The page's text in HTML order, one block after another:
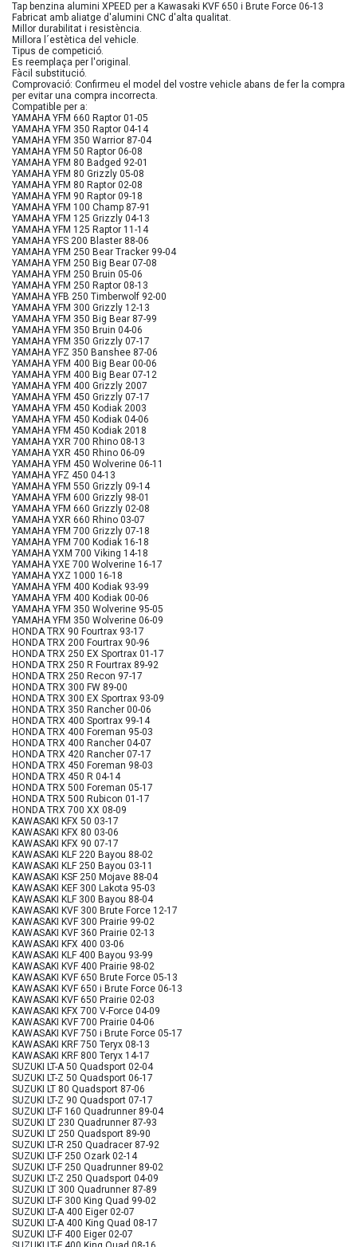
Tap benzina alumini XPEED per a Kawasaki KVF 650 i Brute Force 06-13
Fabricat amb aliatge d'alumini CNC d'alta qualitat.
Millor durabilitat i resistència.
Millora l´estètica del vehicle.
Tipus de competició.
Es reemplaça per l'original.
Fàcil substitució.
Comprovació: Confirmeu el model del vostre vehicle abans de fer la compra
per evitar una compra incorrecta.
Compatible per a:
YAMAHA YFM 660 Raptor 01-05
YAMAHA YFM 350 Raptor 04-14
YAMAHA YFM 350 Warrior 87-04
YAMAHA YFM 50 Raptor 06-08
YAMAHA YFM 80 Badged 92-01
YAMAHA YFM 80 Grizzly 05-08
YAMAHA YFM 80 Raptor 02-08
YAMAHA YFM 90 Raptor 09-18
YAMAHA YFM 100 Champ 87-91
YAMAHA YFM 125 Grizzly 04-13
YAMAHA YFM 125 Raptor 11-14
YAMAHA YFS 200 Blaster 88-06
YAMAHA YFM 250 Bear Tracker 99-04
YAMAHA YFM 250 Big Bear 07-08
YAMAHA YFM 250 Bruin 05-06
YAMAHA YFM 250 Raptor 08-13
YAMAHA YFB 250 Timberwolf 92-00
YAMAHA YFM 300 Grizzly 12-13
YAMAHA YFM 350 Big Bear 87-99
YAMAHA YFM 350 Bruin 04-06
YAMAHA YFM 350 Grizzly 07-17
YAMAHA YFZ 350 Banshee 87-06
YAMAHA YFM 400 Big Bear 00-06
YAMAHA YFM 400 Big Bear 07-12
YAMAHA YFM 400 Grizzly 2007
YAMAHA YFM 450 Grizzly 07-17
YAMAHA YFM 450 Kodiak 2003
YAMAHA YFM 450 Kodiak 04-06
YAMAHA YFM 450 Kodiak 2018
YAMAHA YXR 700 Rhino 08-13
YAMAHA YXR 450 Rhino 06-09
YAMAHA YFM 450 Wolverine 06-11
YAMAHA YFZ 450 04-13
YAMAHA YFM 550 Grizzly 09-14
YAMAHA YFM 600 Grizzly 98-01
YAMAHA YFM 660 Grizzly 02-08
YAMAHA YXR 660 Rhino 03-07
YAMAHA YFM 700 Grizzly 07-18
YAMAHA YFM 700 Kodiak 16-18
YAMAHA YXM 700 Viking 14-18
YAMAHA YXE 700 Wolverine 16-17
YAMAHA YXZ 1000 16-18
YAMAHA YFM 400 Kodiak 93-99
YAMAHA YFM 400 Kodiak 00-06
YAMAHA YFM 350 Wolverine 95-05
YAMAHA YFM 350 Wolverine 06-09
HONDA TRX 90 Fourtrax 93-17
HONDA TRX 200 Fourtrax 90-96
HONDA TRX 250 EX Sportrax 01-17
HONDA TRX 250 R Fourtrax 89-92
HONDA TRX 250 Recon 97-17
HONDA TRX 300 FW 89-00
HONDA TRX 300 EX Sportrax 93-09
HONDA TRX 350 Rancher 00-06
HONDA TRX 400 Sportrax 99-14
HONDA TRX 400 Foreman 95-03
HONDA TRX 400 Rancher 04-07
HONDA TRX 420 Rancher 07-17
HONDA TRX 450 Foreman 98-03
HONDA TRX 450 R 04-14
HONDA TRX 500 Foreman 05-17
HONDA TRX 500 Rubicon 01-17
HONDA TRX 700 XX 08-09
KAWASAKI KFX 50 03-17
KAWASAKI KFX 80 03-06
KAWASAKI KFX 90 07-17
KAWASAKI KLF 220 Bayou 88-02
KAWASAKI KLF 250 Bayou 03-11
KAWASAKI KSF 250 Mojave 88-04
KAWASAKI KEF 300 Lakota 95-03
KAWASAKI KLF 300 Bayou 88-04
KAWASAKI KVF 300 Brute Force 12-17
KAWASAKI KVF 300 Prairie 99-02
KAWASAKI KVF 360 Prairie 02-13
KAWASAKI KFX 400 03-06
KAWASAKI KLF 400 Bayou 93-99
KAWASAKI KVF 400 Prairie 98-02
KAWASAKI KVF 650 Brute Force 05-13
KAWASAKI KVF 650 i Brute Force 06-13
KAWASAKI KVF 650 Prairie 02-03
KAWASAKI KFX 700 V-Force 04-09
KAWASAKI KVF 700 Prairie 04-06
KAWASAKI KVF 750 i Brute Force 05-17
KAWASAKI KRF 750 Teryx 08-13
KAWASAKI KRF 800 Teryx 14-17
SUZUKI LT-A 50 Quadsport 02-04
SUZUKI LT-Z 50 Quadsport 06-17
SUZUKI LT 80 Quadsport 87-06
SUZUKI LT-Z 90 Quadsport 07-17
SUZUKI LT-F 160 Quadrunner 89-04
SUZUKI LT 230 Quadrunner 87-93
SUZUKI LT 250 Quadsport 89-90
SUZUKI LT-R 250 Quadracer 87-92
SUZUKI LT-F 250 Ozark 02-14
SUZUKI LT-F 250 Quadrunner 89-02
SUZUKI LT-Z 250 Quadsport 04-09
SUZUKI LT 300 Quadrunner 87-89
SUZUKI LT-F 300 King Quad 99-02
SUZUKI LT-A 400 Eiger 02-07
SUZUKI LT-A 400 King Quad 08-17
SUZUKI LT-F 400 Eiger 02-07